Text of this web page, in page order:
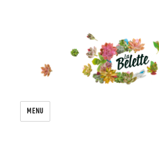
Le blog de la belette
MENU